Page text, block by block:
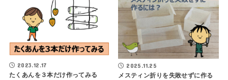
2023.12.17
たくあんを３本だけ作ってみる
2025.11.25
メスティン折りを失敗せずに作る